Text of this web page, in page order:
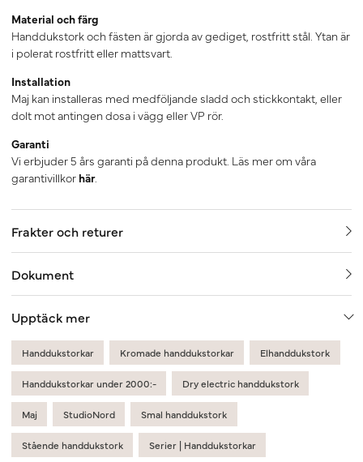
Material och färg
Handdukstork och fästen är gjorda av gediget, rostfritt stål. Ytan är
i polerat rostfritt eller mattsvart.
Installation
Maj kan installeras med medföljande sladd och stickkontakt, eller
dolt mot antingen dosa i vägg eller VP rör.
Garanti
Vi erbjuder 5 års garanti på denna produkt. Läs mer om våra
garantivillkor här.
Frakter och returer
Dokument
Upptäck mer
Handdukstorkar Kromade handdukstorkar Elhanddukstork
Handdukstorkar under 2000:- Dry electric handdukstork
Maj StudioNord Smal handdukstork
Stående handdukstork Serier | Handdukstorkar